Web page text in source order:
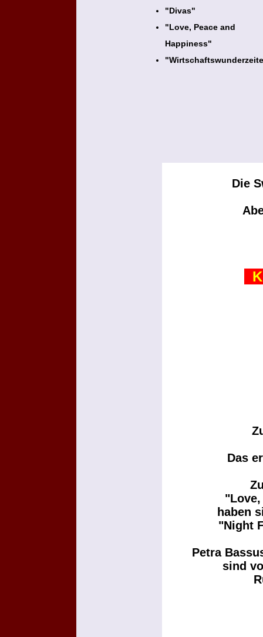
"Divas"
"Love, Peace and
Happiness"
Die
Das
haben
"Night
Petra
sind